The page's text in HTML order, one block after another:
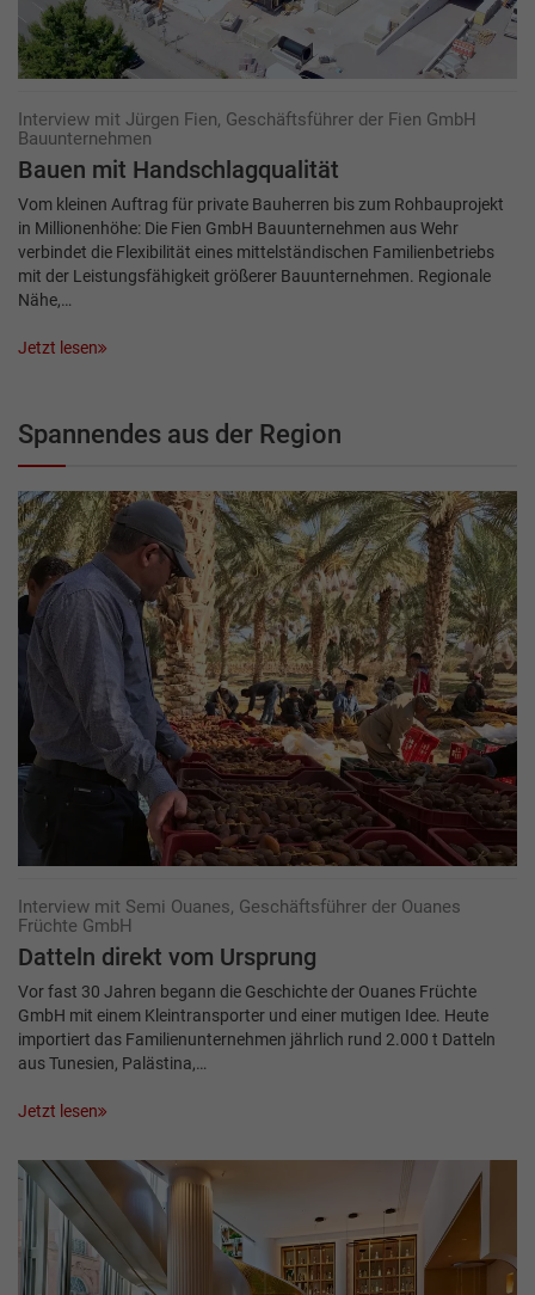
Interview mit Jürgen Fien, Geschäftsführer der Fien GmbH
Bauunternehmen
Bauen mit Handschlagqualität
Vom kleinen Auftrag für private Bauherren bis zum Rohbauprojekt
in Millionenhöhe: Die Fien GmbH Bauunternehmen aus Wehr
verbindet die Flexibilität eines mittelständischen Familienbetriebs
mit der Leistungsfähigkeit größerer Bauunternehmen. Regionale
Nähe,…
Jetzt lesen
Spannendes aus der Region
Interview mit Semi Ouanes, Geschäftsführer der Ouanes
Früchte GmbH
Datteln direkt vom Ursprung
Vor fast 30 Jahren begann die Geschichte der Ouanes Früchte
GmbH mit einem Kleintransporter und einer mutigen Idee. Heute
importiert das Familienunternehmen jährlich rund 2.000 t Datteln
aus Tunesien, Palästina,…
Jetzt lesen